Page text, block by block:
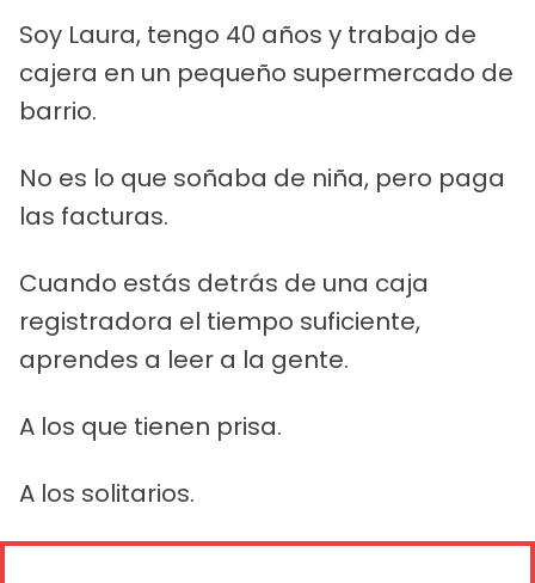
Soy Laura, tengo 40 años y trabajo de
cajera en un pequeño supermercado de
barrio.
No es lo que soñaba de niña, pero paga
las facturas.
Cuando estás detrás de una caja
registradora el tiempo suficiente,
aprendes a leer a la gente.
A los que tienen prisa.
A los solitarios.